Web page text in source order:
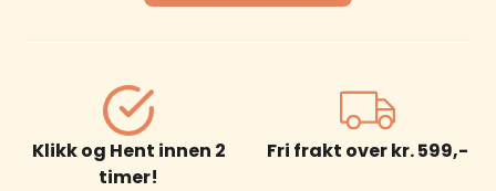
Klikk og Hent innen 2
timer!
Fri frakt over kr. 599,-